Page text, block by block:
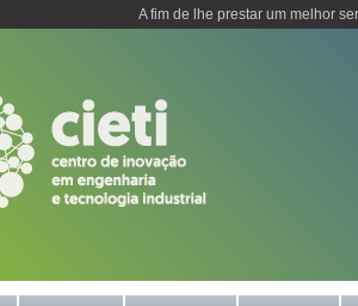
A fim de lhe prestar um melhor